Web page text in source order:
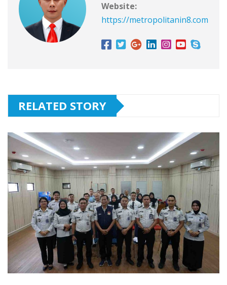
Website:
https://metropolitanin8.com
RELATED STORY